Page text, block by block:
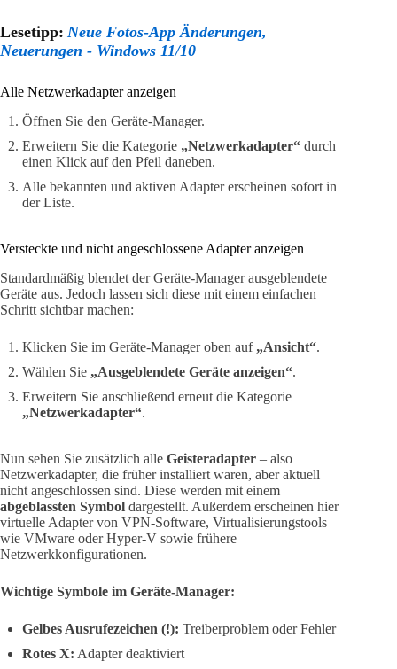
Lesetipp: Neue Fotos-App Änderungen,
Neuerungen - Windows 11/10
Alle Netzwerkadapter anzeigen
Öffnen Sie den Geräte-Manager.
Erweitern Sie die Kategorie „Netzwerkadapter“ durch
einen Klick auf den Pfeil daneben.
Alle bekannten und aktiven Adapter erscheinen sofort in
der Liste.
Versteckte und nicht angeschlossene Adapter anzeigen
Standardmäßig blendet der Geräte-Manager ausgeblendete
Geräte aus. Jedoch lassen sich diese mit einem einfachen
Schritt sichtbar machen:
Klicken Sie im Geräte-Manager oben auf „Ansicht“.
Wählen Sie „Ausgeblendete Geräte anzeigen“.
Erweitern Sie anschließend erneut die Kategorie
„Netzwerkadapter“.
Nun sehen Sie zusätzlich alle Geisteradapter – also
Netzwerkadapter, die früher installiert waren, aber aktuell
nicht angeschlossen sind. Diese werden mit einem
abgeblassten Symbol dargestellt. Außerdem erscheinen hier
virtuelle Adapter von VPN-Software, Virtualisierungstools
wie VMware oder Hyper-V sowie frühere
Netzwerkkonfigurationen.
Wichtige Symbole im Geräte-Manager:
Gelbes Ausrufezeichen (!): Treiberproblem oder Fehler
Rotes X: Adapter deaktiviert